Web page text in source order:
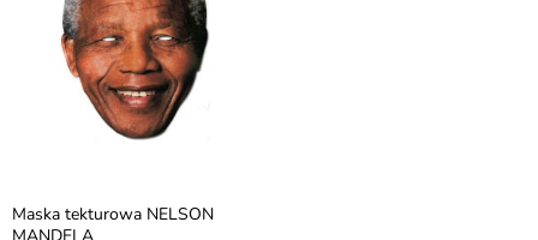
Maska tekturowa NELSON